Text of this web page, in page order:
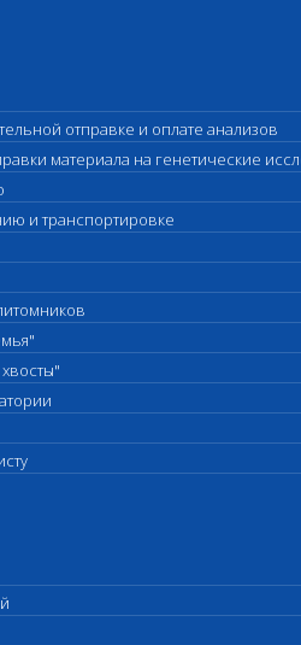
отправке и оплате анализов
материала на генетические
и транспортировке